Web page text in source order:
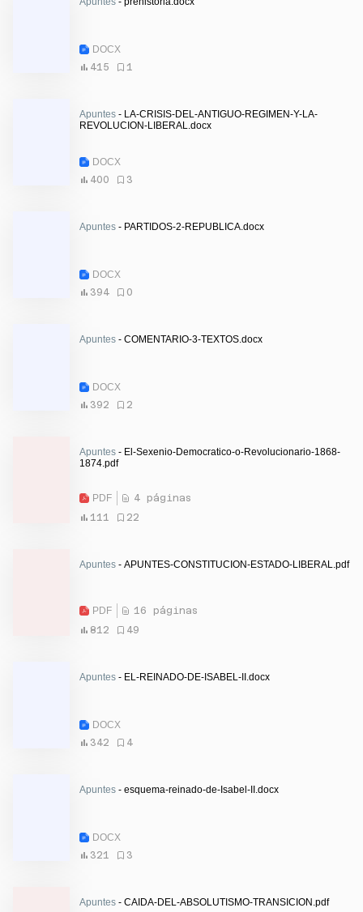
DOCX
415
1
Apuntes - LA-CRISIS-DEL-ANTIGUO-REGIMEN-Y-LA-
REVOLUCION-LIBERAL.docx
DOCX
400
3
Apuntes - PARTIDOS-2-REPUBLICA.docx
DOCX
394
0
Apuntes - COMENTARIO-3-TEXTOS.docx
DOCX
392
2
Apuntes - El-Sexenio-Democratico-o-Revolucionario-1868-
1874.pdf
PDF
4 páginas
111
22
Apuntes - APUNTES-CONSTITUCION-ESTADO-LIBERAL.pdf
PDF
16 páginas
812
49
Apuntes - EL-REINADO-DE-ISABEL-II.docx
DOCX
342
4
Apuntes - esquema-reinado-de-Isabel-II.docx
DOCX
321
3
Apuntes - CAIDA-DEL-ABSOLUTISMO-TRANSICION.pdf